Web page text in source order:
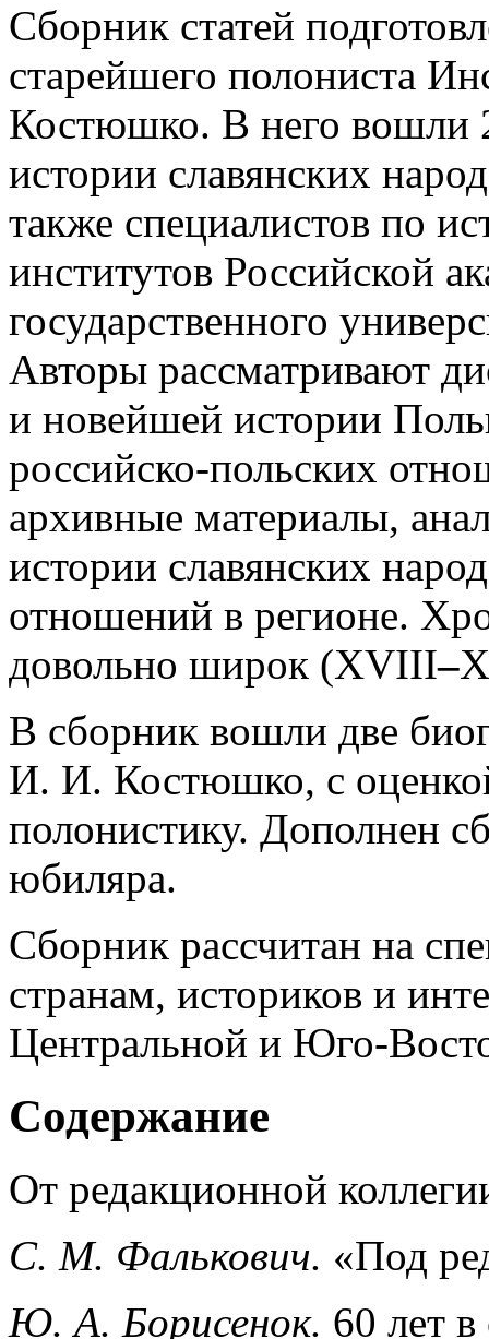
Сборник статей
старейшего полониста
Костюшко. В него вошли
истории славянских
также специалистов по
институтов Российской
государственного
Авторы рассматривают
и новейшей истории
российско-польских
архивные материалы,
истории славянских
отношений в регионе.
довольно широк (XVIII–
В сборник вошли две
И. И. Костюшко, с
полонистику. Дополнен
юбиляра.
Сборник рассчитан на
странам, историков и
Центральной и Юго-
Содержание
От редакционной
С. М. Фалькович. «Под
Ю. А. Борисенок. 60 лет